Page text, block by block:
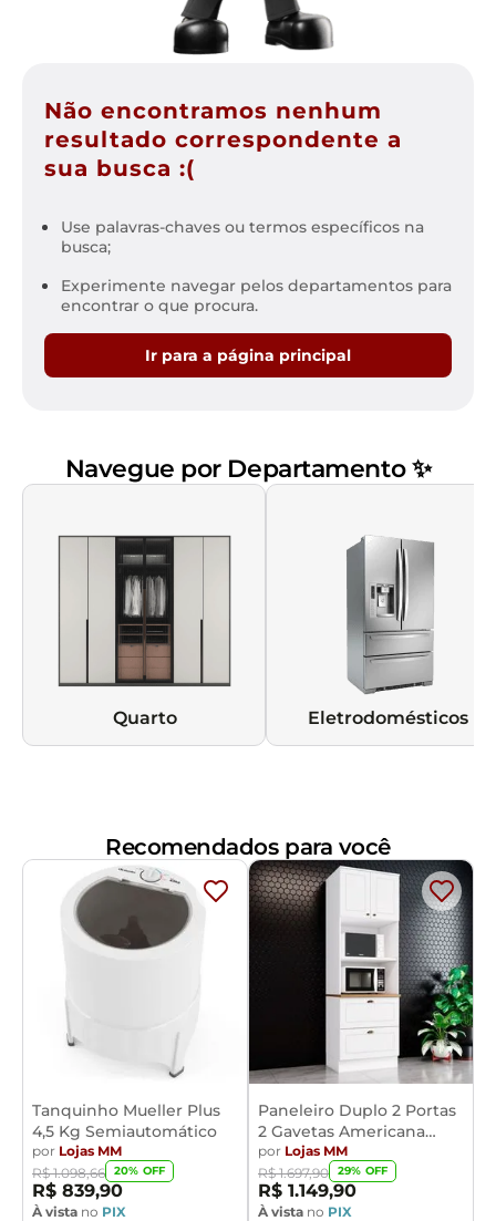
Não encontramos nenhum
resultado correspondente a
sua busca :(
Use palavras-chaves ou termos específicos na
busca;
Experimente navegar pelos departamentos para
encontrar o que procura.
Ir para a página principal
Navegue por Departamento ✨
Quarto Eletrodomésticos
Recomendados para você
Tanquinho Mueller Plus
4,5 Kg Semiautomático
por Lojas MM
R$ 1.098,66 20% OFF
R$ 839,90
À vista no PIX
Paneleiro Duplo 2 Portas
2 Gavetas Americana
Henn
por Lojas MM
R$ 1.697,90 29% OFF
R$ 1.149,90
À vista no PIX